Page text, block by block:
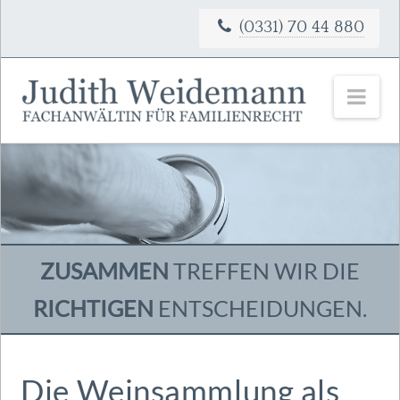
(0331) 70 44 880
ZUSAMMEN TREFFEN WIR DIE
RICHTIGEN ENTSCHEIDUNGEN.
Die Weinsammlung als